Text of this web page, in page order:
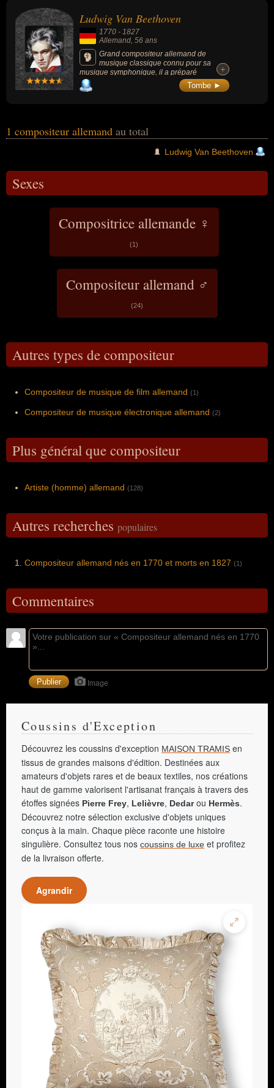
également avoir été artiste.Ludwig Van Beethoven
1770 - 1827
Allemand, 56 ans
Grand compositeur allemand de
musique classique connu pour sa
musique symphonique, il a préparé
l’évolution vers le romantisme en musique et
influencé la musique occidentale pendant
lettre à Élise », etc.
+
+
Tombe ►
1 compositeur allemand au total
Ludwig Van Beethoven
Sexes
Compositrice allemande ♀
(1)
Compositeur allemand ♂
(24)
Autres types de compositeur
Compositeur de musique de film allemand (1)
Compositeur de musique électronique allemand (2)
Plus général que compositeur
Artiste (homme) allemand (128)
Autres recherches populaires
Compositeur allemand nés en 1770 et morts en 1827 (1)
Commentaires
Image
Coussins d'Exception
Découvrez les coussins d'exception MAISON TRAMIS en
tissus de grandes maisons d'édition. Destinées aux
amateurs d'objets rares et de beaux textiles, nos créations
haut de gamme valorisent l'artisanat français à travers des
étoffes signées Pierre Frey, Lelièvre, Dedarou Hermès.
Découvrez notre sélection exclusive d'objets uniques
conçus à la main. Chaque pièce raconte une histoire
singulière. Consultez tous nos coussins de luxe et profitez
de la livraison offerte.
Agrandir